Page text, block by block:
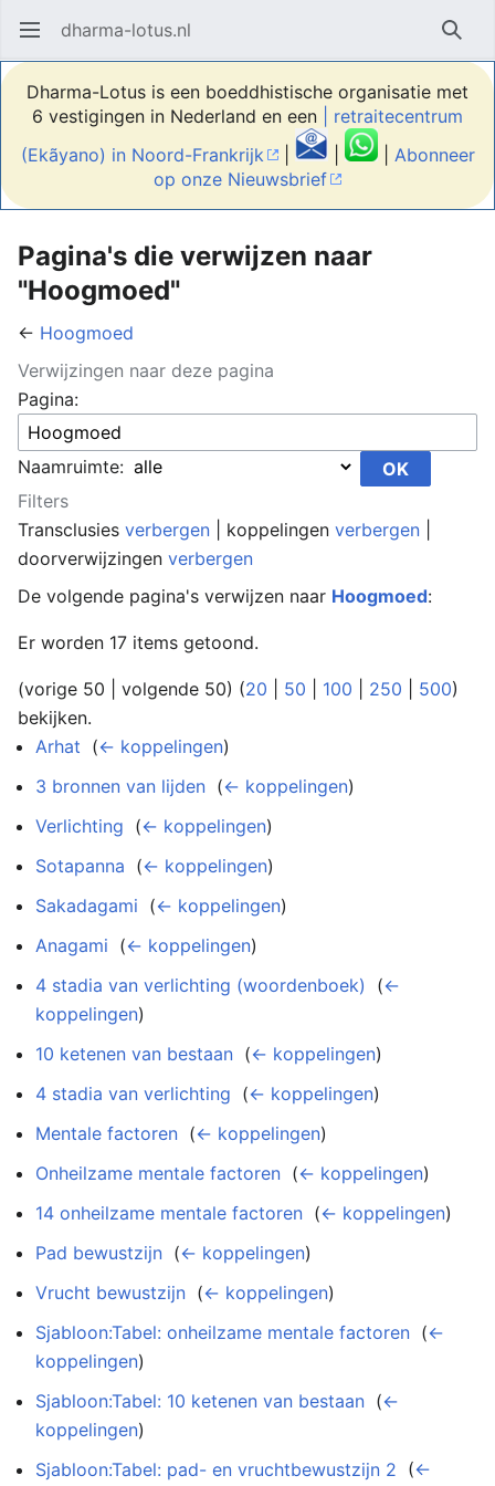
Hoofdmenu openen dharma-lotus.nl
Dharma-Lotus is een boeddhistische organisatie met
6 vestigingen in Nederland en een
| retraitecentrum
(Ekãyano) in Noord-Frankrijk
| | Abonneer
op onze Nieuwsbrief
Pagina's die verwijzen naar
"Hoogmoed"
← Hoogmoed
Verwijzingen naar deze pagina
Pagina:
Naamruimte:
Filters
Transclusies verbergen | koppelingen verbergen
doorverwijzingen verbergen
De volgende pagina's verwijzen naar Hoogmoed:
Er worden 17 items getoond.
(vorige 50 | volgende 50) (20 50 100 250 500)
bekijken.
Arhat (← koppelingen)
3 bronnen van lijden (← koppelingen)
Verlichting (← koppelingen)
Sotapanna (← koppelingen)
Sakadagami (← koppelingen)
Anagami (← koppelingen)
4 stadia van verlichting (woordenboek)
(←
koppelingen)
10 ketenen van bestaan (← koppelingen)
4 stadia van verlichting (← koppelingen)
Mentale factoren (← koppelingen)
Onheilzame mentale factoren (← koppelingen)
14 onheilzame mentale factoren (← koppelingen)
Pad bewustzijn (← koppelingen)
Vrucht bewustzijn (← koppelingen)
Sjabloon:Tabel: onheilzame mentale factoren (←
koppelingen)
Sjabloon:Tabel: 10 ketenen van bestaan (←
koppelingen)
Sjabloon:Tabel: pad- en vruchtbewustzijn 2 (←